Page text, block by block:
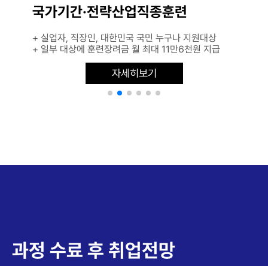
국가기간·전략산업직종훈련
+ 실업자, 직장인, 대한민국 국민 누구나 지원대상
+ 일부 대상에 훈련장려금 월 최대 11만6천원 지급
자세히보기
과정 수료 후 취업전망